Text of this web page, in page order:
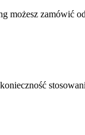
możesz zamówić